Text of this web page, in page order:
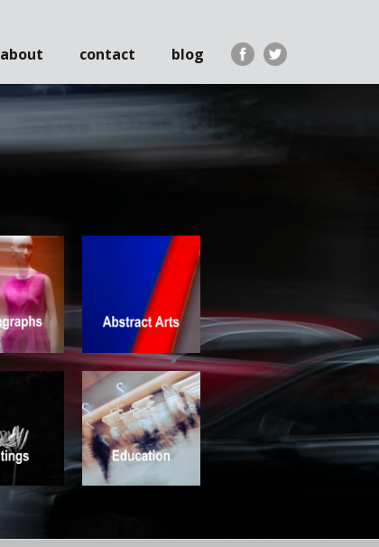
about contact blog